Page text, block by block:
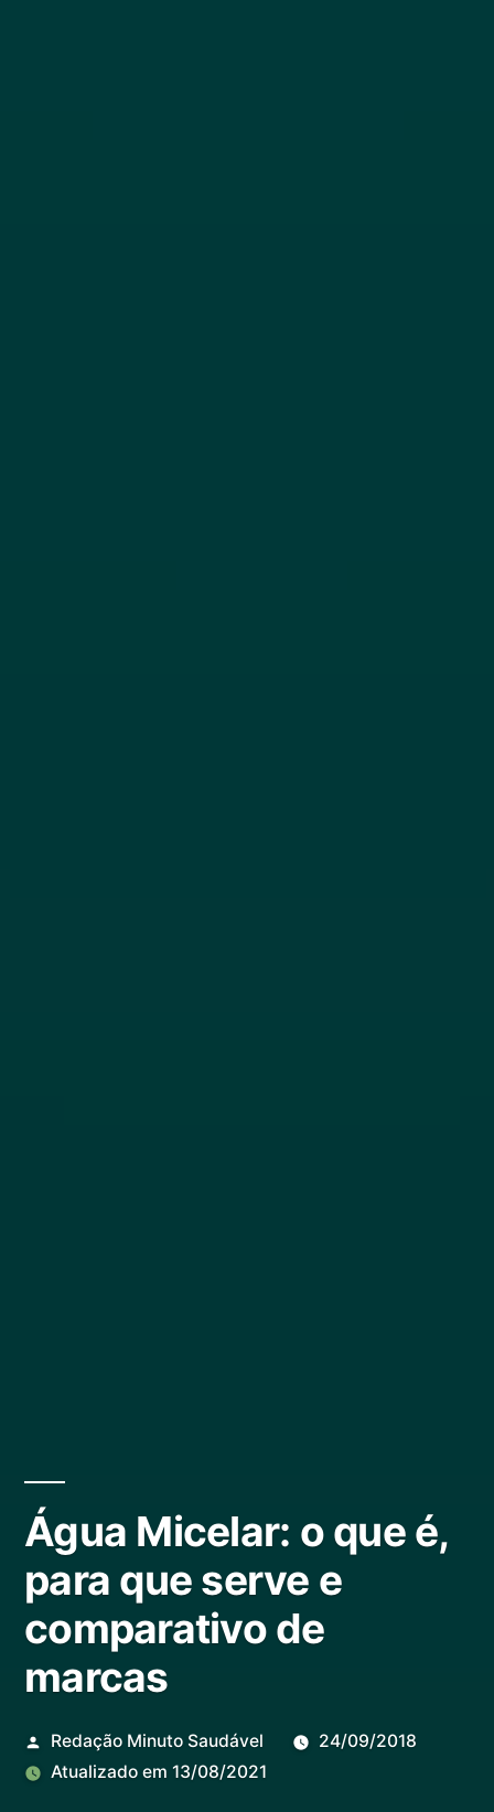
Água Micelar: o que é,
para que serve e
comparativo de
marcas
Redação Minuto Saudável
24/09/2018
Atualizado em 13/08/2021